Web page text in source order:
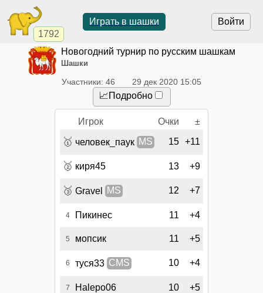
1792
Войти
Играть в шашки
Новогодний турнир по русским шашкам
Шашки
Участники: 46 29 дек 2020 15:05
📈Подробно
Игрок Очки ±
🥇 человек_паук MS 15 +11
🥈 киря45 13 +9
🥉 Gravel MS 12 +7
4 Пикинес 11 +4
5 мопсик 11 +5
6 туся33 CMS 10 +4
7 Halepo06 10 +5